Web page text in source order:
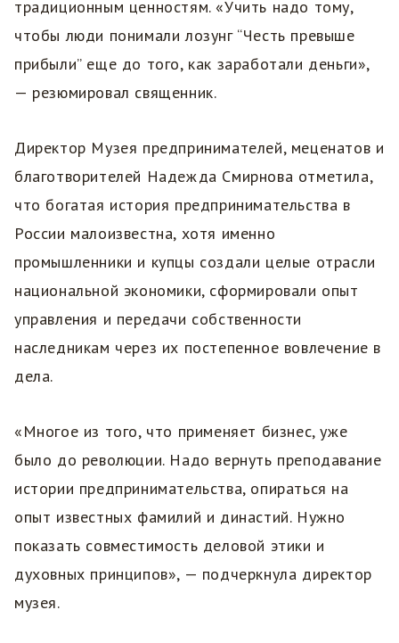
традиционным ценностям. «Учить надо тому,
чтобы люди понимали лозунг “Честь превыше
прибыли” еще до того, как заработали деньги»,
— резюмировал священник.
Директор Музея предпринимателей, меценатов и
благотворителей Надежда Смирнова отметила,
что богатая история предпринимательства в
России малоизвестна, хотя именно
промышленники и купцы создали целые отрасли
национальной экономики, сформировали опыт
управления и передачи собственности
наследникам через их постепенное вовлечение в
дела.
«Многое из того, что применяет бизнес, уже
было до революции. Надо вернуть преподавание
истории предпринимательства, опираться на
опыт известных фамилий и династий. Нужно
показать совместимость деловой этики и
духовных принципов», — подчеркнула директор
музея.